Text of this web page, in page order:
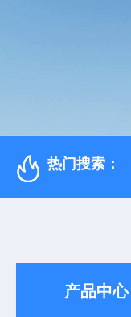
热门搜索：
产品中心